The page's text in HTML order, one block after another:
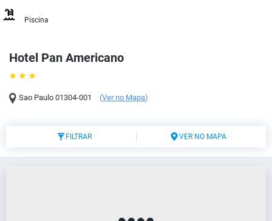
Hotel Pan Americano
Sao Paulo 01304-001 (Ver no Mapa)
Piscina
FILTRAR VER NO MAPA